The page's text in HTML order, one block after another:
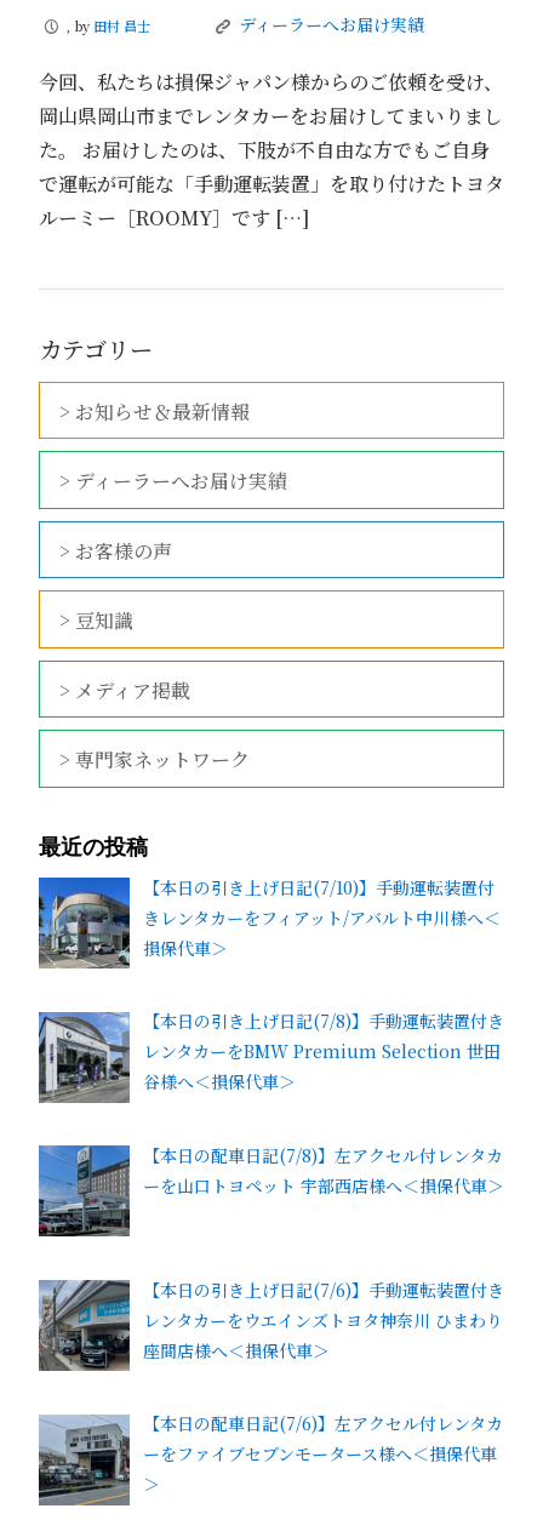
P , by 田村 昌士 K ディーラーへお届け実績
今回、私たちは損保ジャパン様からのご依頼を受け、
岡山県岡山市までレンタカーをお届けしてまいりまし
た。 お届けしたのは、下肢が不自由な方でもご自身
で運転が可能な「手動運転装置」を取り付けたトヨタ
ルーミー［ROOMY］です […]
カテゴリー
> お知らせ＆最新情報
> ディーラーへお届け実績
> お客様の声
> 豆知識
> メディア掲載
> 専門家ネットワーク
最近の投稿
【本日の引き上げ日記(7/10)】手動運転装置付
きレンタカーをフィアット/アバルト中川様へ＜
損保代車＞
【本日の引き上げ日記(7/8)】手動運転装置付き
レンタカーをBMW Premium Selection 世田
谷様へ＜損保代車＞
【本日の配車日記(7/8)】左アクセル付レンタカ
ーを山口トヨペット 宇部西店様へ＜損保代車＞
【本日の引き上げ日記(7/6)】手動運転装置付き
レンタカーをウエインズトヨタ神奈川 ひまわり
座間店様へ＜損保代車＞
【本日の配車日記(7/6)】左アクセル付レンタカ
ーをファイブセブンモータース様へ＜損保代車
＞